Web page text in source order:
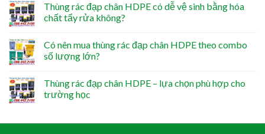
Thùng rác đạp chân HDPE có dễ vệ sinh bằng hóa
chất tẩy rửa không?
Có nên mua thùng rác đạp chân HDPE theo combo
số lượng lớn?
Thùng rác đạp chân HDPE – lựa chọn phù hợp cho
trường học